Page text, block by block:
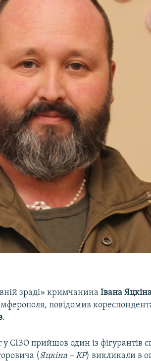
зраді» кримчанинаІвана
повідомив
.
СІЗО прийшов один із фігурантів
(Яцкіна – КР) викликали в